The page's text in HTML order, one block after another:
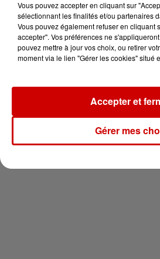
Le Duel -
en jet ski !
Newsletter
Vous pouvez accepter en cliquant sur
sélectionnant les finalités et/ou partenaires
Vous pouvez également refuser en cliquant
accepter". Vos préférences ne
pouvez mettre à jour vos choix, ou retirer
moment via le lien "Gérer les cookies" situé
Gérer mes
Accepter et